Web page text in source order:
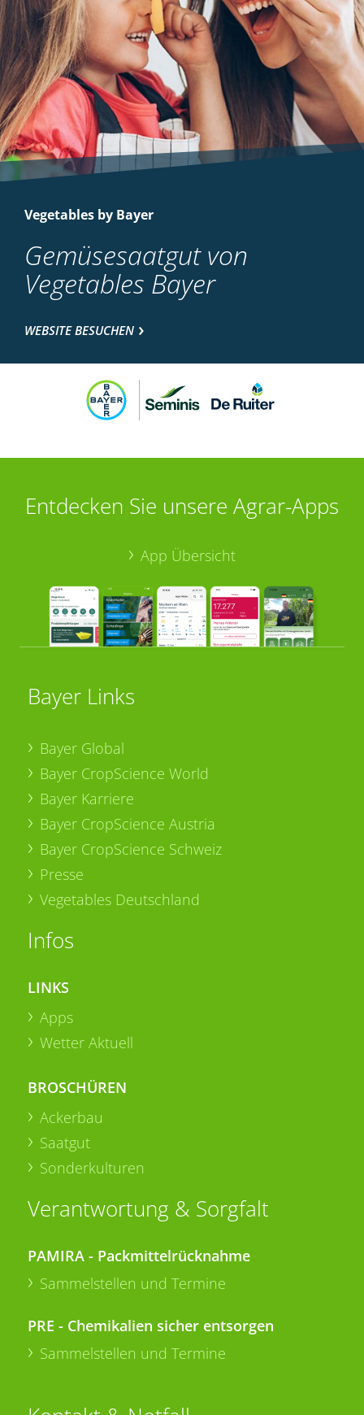
Vegetables by Bayer
Gemüsesaatgut von
Vegetables Bayer
WEBSITE BESUCHEN
Entdecken Sie unsere Agrar-Apps
App Übersicht
Bayer Links
Bayer Global
Bayer CropScience World
Bayer Karriere
Bayer CropScience Austria
Bayer CropScience Schweiz
Presse
Vegetables Deutschland
Infos
LINKS
Apps
Wetter Aktuell
BROSCHÜREN
Ackerbau
Saatgut
Sonderkulturen
Verantwortung & Sorgfalt
PAMIRA - Packmittelrücknahme
Sammelstellen und Termine
PRE - Chemikalien sicher entsorgen
Sammelstellen und Termine